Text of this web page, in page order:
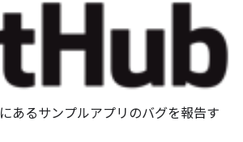
にあるサンプルアプリのバグを報告す